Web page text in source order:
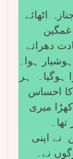
اٹھائے
غمگین
دھراتے
ہوا۔
ہوگیا۔ ہر
کا احساس
میری
نے اپنی
نے۔